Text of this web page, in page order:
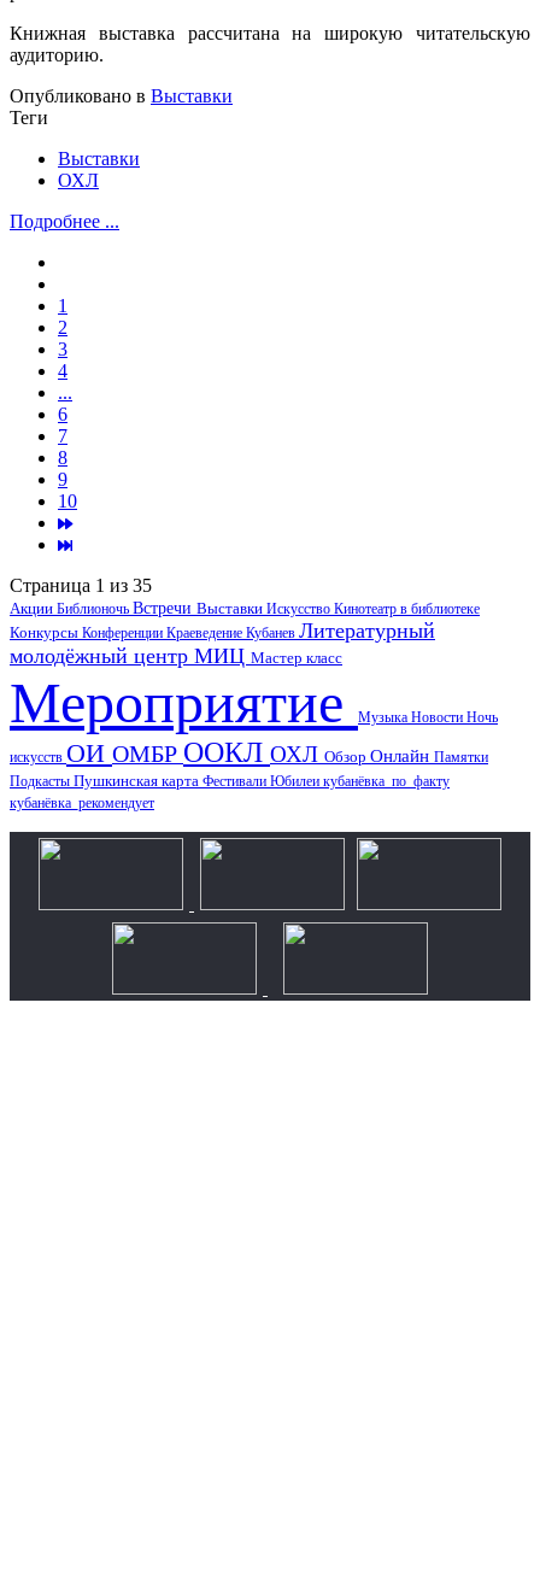
Книжная выставка рассчитана на широкую читательскую
аудиторию.
Опубликовано в Выставки
Теги
Выставки
ОХЛ
Подробнее ...
1
2
3
4
...
6
7
8
9
10
Страница 1 из 35
Акции Библионочь Встречи Выставки Искусство Кинотеатр в библиотеке
Конкурсы Конференции Краеведение Кубанев Литературный
молодёжный центр МИЦ Мастер класс
Мероприятие Музыка Новости Ночь
искусств ОИ ОМБР ООКЛ ОХЛ Обзор Онлайн Памятки
Подкасты Пушкинская карта Фестивали Юбилеи кубанёвка_по_факту
кубанёвка_рекомендует